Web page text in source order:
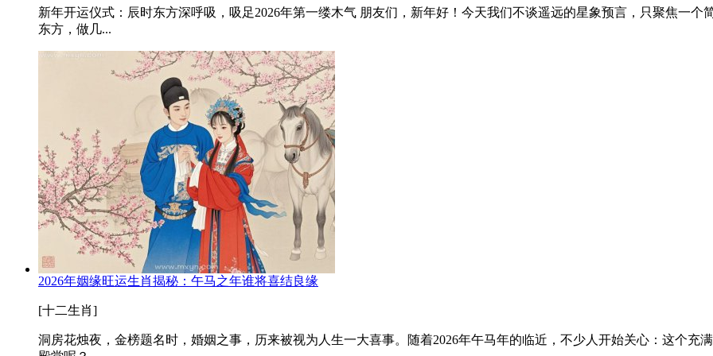
新年开运仪式：辰时东方深呼吸，吸足2026年第一缕木气 朋友们，新年好！今天我们不谈遥远的星象预言，只聚焦一
东方，做几...
2026年姻缘旺运生肖揭秘：午马之年谁将喜结良缘
[十二生肖]
洞房花烛夜，金榜题名时，婚姻之事，历来被视为人生一大喜事。随着2026年午马年的临近，不少人开始关心：这个充